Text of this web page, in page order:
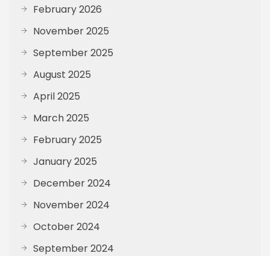
February 2026
November 2025
September 2025
August 2025
April 2025
March 2025
February 2025
January 2025
December 2024
November 2024
October 2024
September 2024